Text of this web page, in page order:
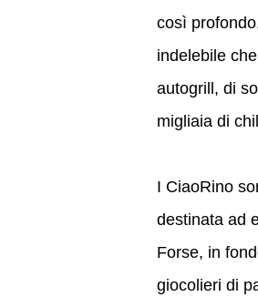
così
indelebile
autogrill, di
migliaia di
I CiaoRino
destinata ad
Forse, in
giocolieri di